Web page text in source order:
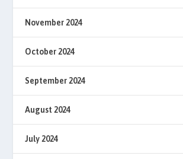
November 2024
October 2024
September 2024
August 2024
July 2024